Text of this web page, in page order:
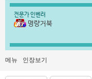
전문가 인벤러
명량거북
메뉴 인장보기